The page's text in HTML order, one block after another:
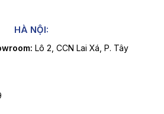
HÀ NỘI:
Lô 2, CCN Lai Xá, P. Tây